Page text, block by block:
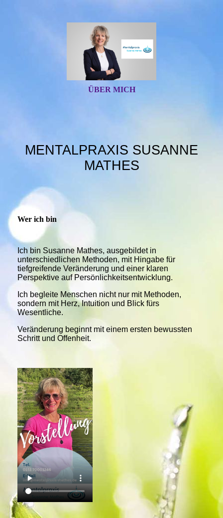
ÜBER MICH
MENTALPRAXIS SUSANNE
MATHES
Wer ich bin
Ich bin Susanne Mathes, ausgebildet in
unterschiedlichen Methoden, mit Hingabe für
tiefgreifende Veränderung und einer klaren
Perspektive auf Persönlichkeitsentwicklung.
Ich begleite Menschen nicht nur mit Methoden,
sondern mit Herz, Intuition und Blick fürs
Wesentliche.
Veränderung beginnt mit einem ersten bewussten
Schritt und Offenheit.